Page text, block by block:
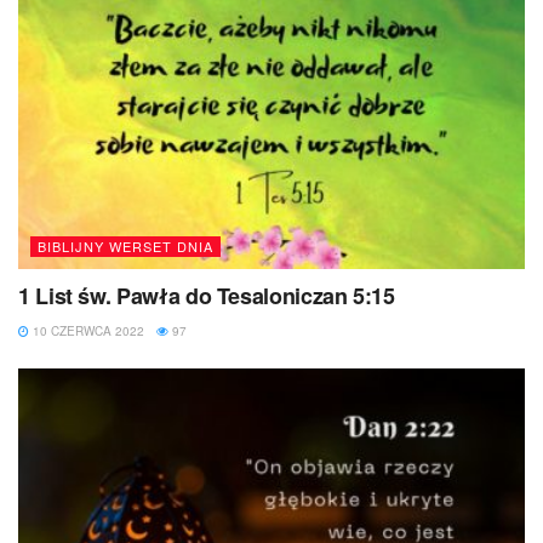
BIBLIJNY WERSET DNIA
1 List św. Pawła do Tesaloniczan 5:15
10 CZERWCA 2022 97